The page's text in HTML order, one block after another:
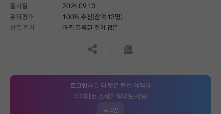
출시일
2024.09.13
유저평가
100% 추천(참여 13명)
상품 후기
아직 등록된 후기 없음
공유하기신고하기
로그인하고 더 많은 할인 혜택과
업데이트 소식을 받아보세요!
로그인